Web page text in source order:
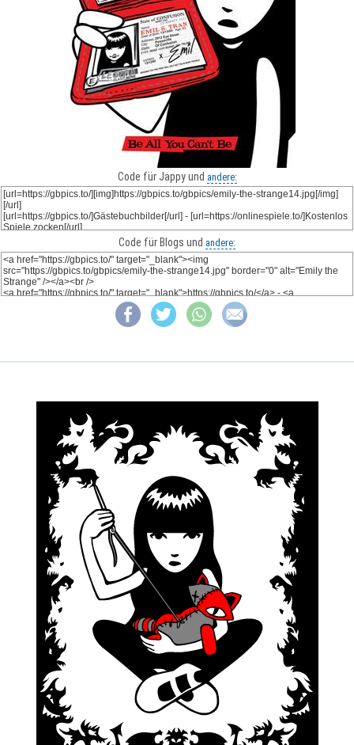
Code für Jappy und andere:
Code für Blogs und andere: